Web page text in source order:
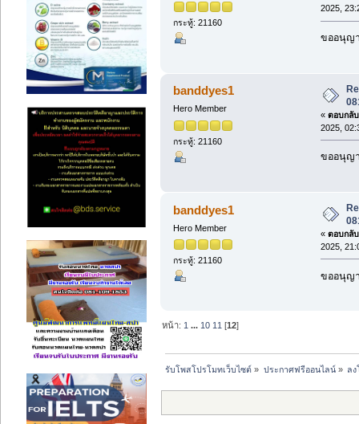
กระทู้: 21160
2025,
ขออนุญ
banddyes1
Hero Member
กระทู้: 21160
« ตอบกลั
2025,
ขออนุญ
banddyes1
Hero Member
กระทู้: 21160
« ตอบกลั
2025,
ขออนุญ
หน้า: 1 ... 10 11 [12]
รับโพสโปรโมทเว็บไซต์ » ประกาศฟรีออนไลน์» ล